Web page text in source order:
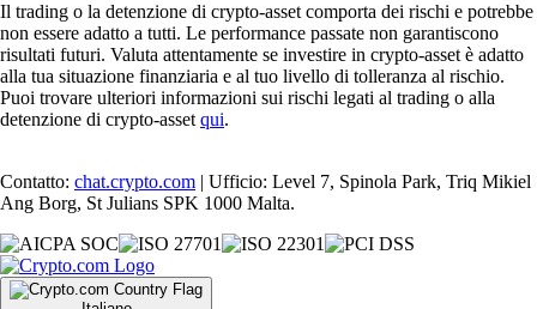
Il trading o la detenzione di crypto-asset comporta dei rischi e potrebbe
non essere adatto a tutti. Le performance passate non garantiscono
risultati futuri. Valuta attentamente se investire in crypto-asset è adatto
alla tua situazione finanziaria e al tuo livello di tolleranza al rischio.
Puoi trovare ulteriori informazioni sui rischi legati al trading o alla
detenzione di crypto-asset qui.
Contatto: chat.crypto.com | Ufficio: Level 7, Spinola Park, Triq Mikiel
Ang Borg, St Julians SPK 1000 Malta.